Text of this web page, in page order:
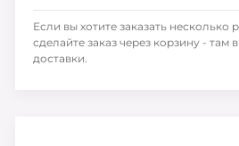
Если вы хотите заказать несколько
сделайте заказ через корзину - там
доставки.